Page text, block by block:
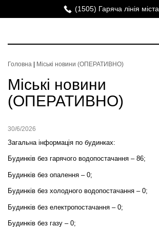
(1505) Гаряча лінія міста
Головна Міські новини (ОПЕРАТИВНО)
Міські новини
(ОПЕРАТИВНО)
30/6/2026
Загальна інформація по будинках:
Будинків без гарячого водопостачання – 86;
Будинків без опалення – 0;
Будинків без холодного водопостачання – 0;
Будинків без електропостачання – 0;
Будинків без газу – 0;